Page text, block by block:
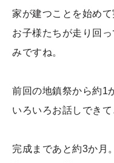
家が建つことを始め
お子様たちが走り回
みですね。
前回の地鎮祭から約1
いろいろお話しでき
完成まであと約3か月。